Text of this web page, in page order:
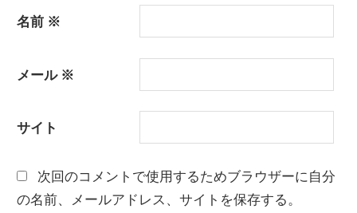
名前 ※
メール ※
サイト
次回のコメントで使用するためブラウザーに自分
の名前、メールアドレス、サイトを保存する。